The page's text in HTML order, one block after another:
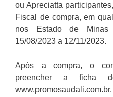
ou Apreciatta
Fiscal de compra, em
nos Estado de
15/08/2023 a 12/11/2023.
Após a compra, o
preencher a ficha